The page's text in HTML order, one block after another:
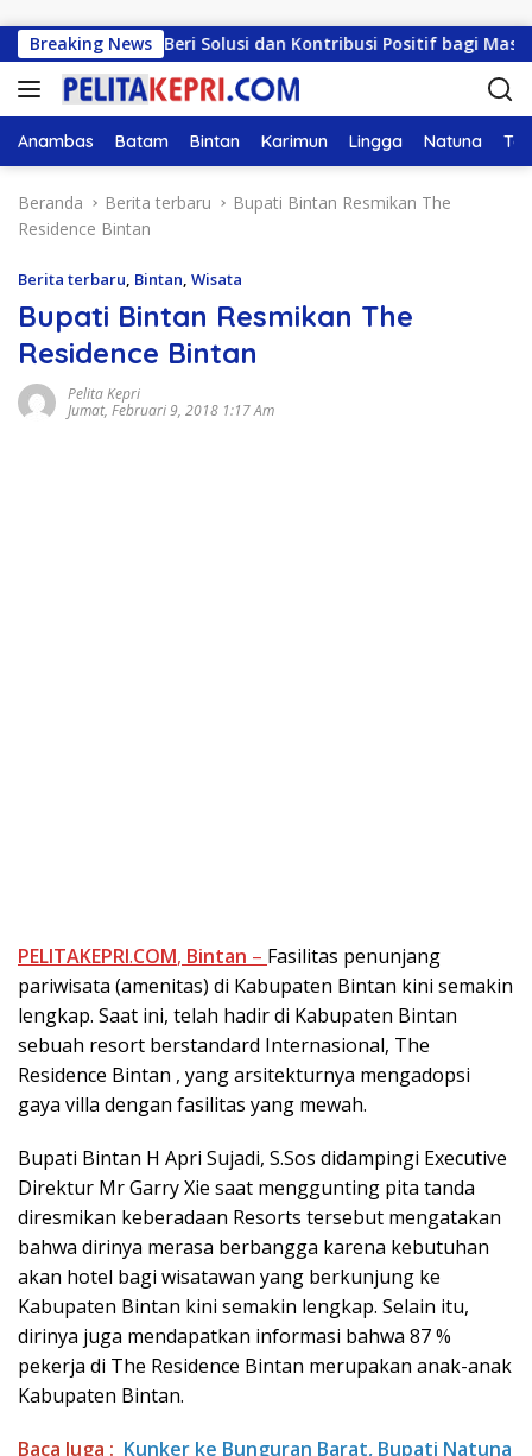
Breaking News
Harus Mampu Beri Solusi dan Kontribusi Positif bagi
Anambas Batam Bintan Karimun Lingga Natuna
Beranda Berita terbaru
Bupati Bintan Resmikan The
Residence Bintan
Berita terbaru, Bintan, Wisata
Bupati Bintan Resmikan The
Residence Bintan
Pelita Kepri
Jumat, Februari 9, 2018 1:17 Am
PELITAKEPRI.COM, Bintan – Fasilitas penunjang
pariwisata (amenitas) di Kabupaten Bintan kini semakin
lengkap. Saat ini, telah hadir di Kabupaten Bintan
sebuah resort berstandard Internasional, The
Residence Bintan , yang arsitekturnya mengadopsi
gaya villa dengan fasilitas yang mewah.
Bupati Bintan H Apri Sujadi, S.Sos didampingi Executive
Direktur Mr Garry Xie saat menggunting pita tanda
diresmikan keberadaan Resorts tersebut mengatakan
bahwa dirinya merasa berbangga karena kebutuhan
akan hotel bagi wisatawan yang berkunjung ke
Kabupaten Bintan kini semakin lengkap. Selain itu,
dirinya juga mendapatkan informasi bahwa 87 %
pekerja di The Residence Bintan merupakan anak-anak
Kabupaten Bintan.
Baca Juga : Kunker ke Bunguran Barat, Bupati Natuna